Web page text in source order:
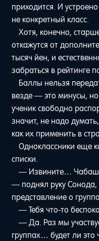
приходится. И
не конкретный класс.
Хотя, конечно,
откажутся от
тысяч йен, и
забраться в рейтинге
Баллы нельзя
везде — это минусы,
ученик свободно
значит, не надо
как их применить в
Одноклассники еще
списки.
— Извините…
— поднял руку
представление о
— Тебя что-то
— Да. Раз мы
группах… будет ли